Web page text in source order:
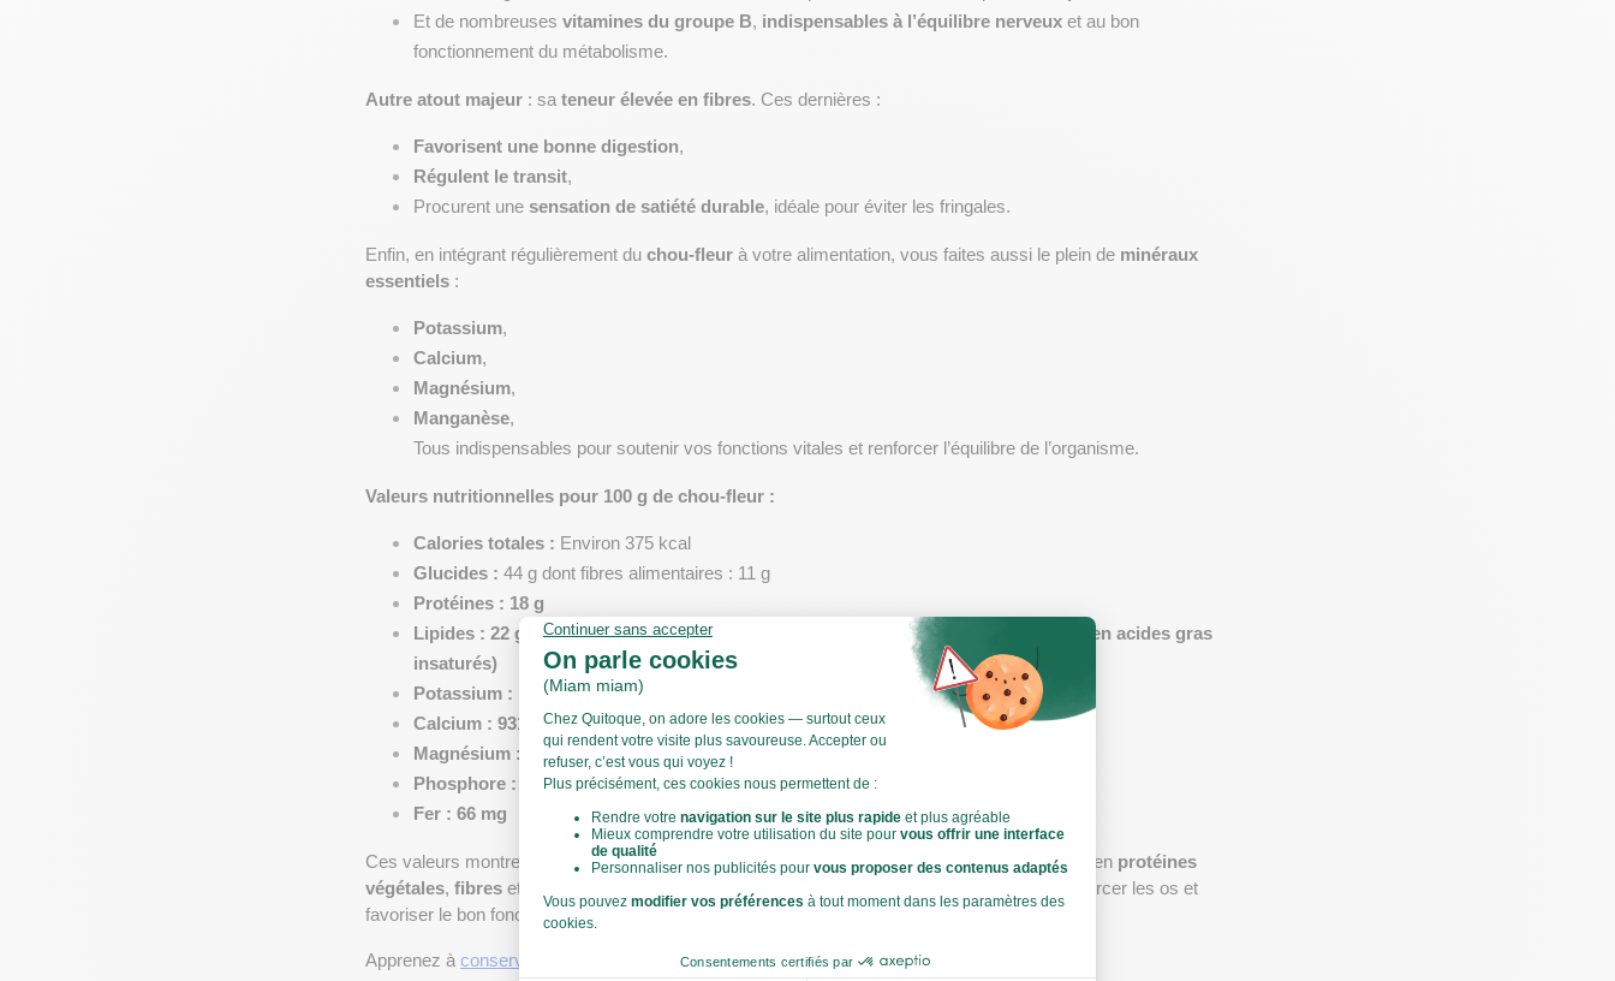
Et de nombreuses vitamines du groupe B, indispensables à l’équilibre nerveux et au bon
fonctionnement du métabolisme.
Autre atout majeur : sa teneur élevée en fibres. Ces dernières :
Favorisent une bonne digestion,
Régulent le transit,
Procurent une sensation de satiété durable, idéale pour éviter les fringales.
Enfin, en intégrant régulièrement du chou-fleur à votre alimentation, vous faites aussi le plein de minéraux
essentiels :
Potassium,
Calcium,
Magnésium,
Manganèse,
Tous indispensables pour soutenir vos fonctions vitales et renforcer l’équilibre de l’organisme.
Valeurs nutritionnelles pour 100 g de chou-fleur :
Calories totales : Environ 375 kcal
Glucides : 44 g dont fibres alimentaires : 11 g
Protéines : 18 g
Lipides : 22 g (majoritairement des graisses saines, avec une teneur significative en acides gras
insaturés)
Potassium : 1788 mg
Calcium : 931 mg (idéal pour le renforcement des os et des dents)
Magnésium : 366 mg
Phosphore : 499 mg
Fer : 66 mg
Ces valeurs montrent à quel point le chou-fleur est un concentré de nutriments. Sa richesse en protéines
végétales, fibres et
en fait un excellent aliment pour soutenir la vitalité, renforcer les os et
favoriser le bon fonctionnement du système nerveux.
Apprenez à conserver le chou fleur et ses nutriments comme un pro !